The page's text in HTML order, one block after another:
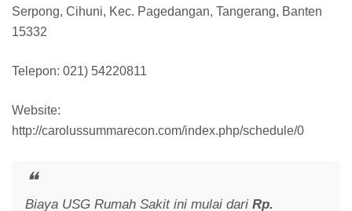
Serpong, Cihuni, Kec. Pagedangan, Tangerang, Banten
15332
Telepon: 021) 54220811
Website:
http://carolussummarecon.com/index.php/schedule/0
Biaya USG Rumah Sakit ini mulai dari Rp.